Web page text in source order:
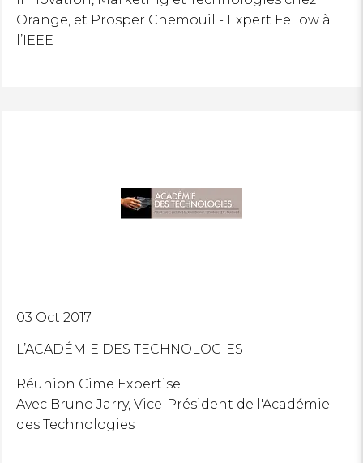
Orange, et Prosper Chemouil - Expert Fellow à
l’IEEE
03 Oct 2017
L’ACADÉMIE DES TECHNOLOGIES
Réunion Cime Expertise
Avec Bruno Jarry, Vice-Président de l'Académie
des Technologies